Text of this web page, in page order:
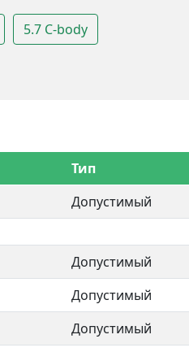
5.7 C-body
Тип
Допустимый
Допустимый
Допустимый
Допустимый